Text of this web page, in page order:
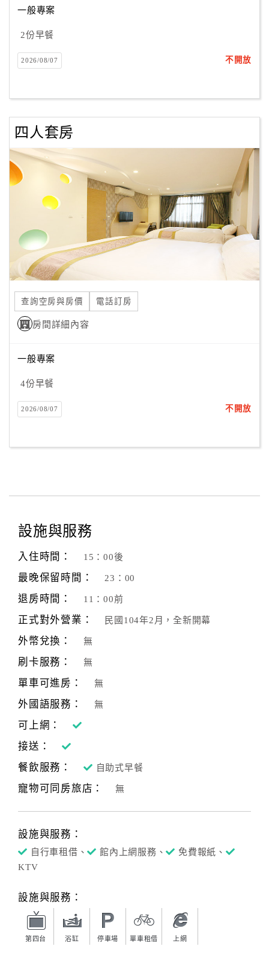
訂
房
Q&A
旅
卡
訂
房
收
據
合
作
提
案
店
作
作
旅
伴
劃
商
品
傳
一般專案
2份早餐
2026/08/07 不開放
四人套房
查詢空房與房價 電話訂房
房間詳細內容
一般專案
4份早餐
2026/08/07 不開放
設施與服務
入住時間： 15：00後
最晚保留時間： 23：00
退房時間： 11：00前
正式對外營業： 民國104年2月，全新開幕
外幣兌換： 無
刷卡服務： 無
單車可進房： 無
外國語服務： 無
可上網：
接送：
餐飲服務：
自助式早餐
寵物可同房旅店： 無
設施與服務：
自行車租借、 館內上網服務、
免費報紙、
KTV
設施與服務：
第四台 浴缸 停車場 單車租借 上網